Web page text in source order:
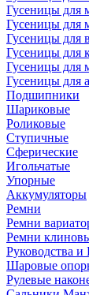
Гусеницы для
Гусеницы для
Гусеницы для
Гусеницы для
Гусеницы для
Гусеницы для
Подшипники
Шариковые
Роликовые
Ступичные
Сферические
Игольчатые
Упорные
Аккумуляторы
Ремни
Ремни
Ремни
Руководства и
Шаровые
Рулевые